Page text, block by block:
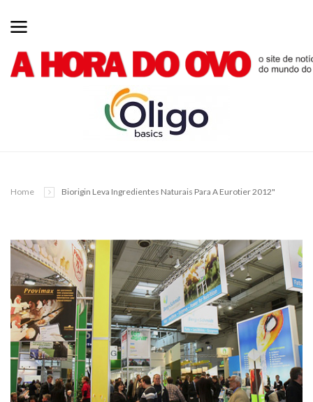
Home Biorigin Leva Ingredientes Naturais Para A Eurotier 2012"